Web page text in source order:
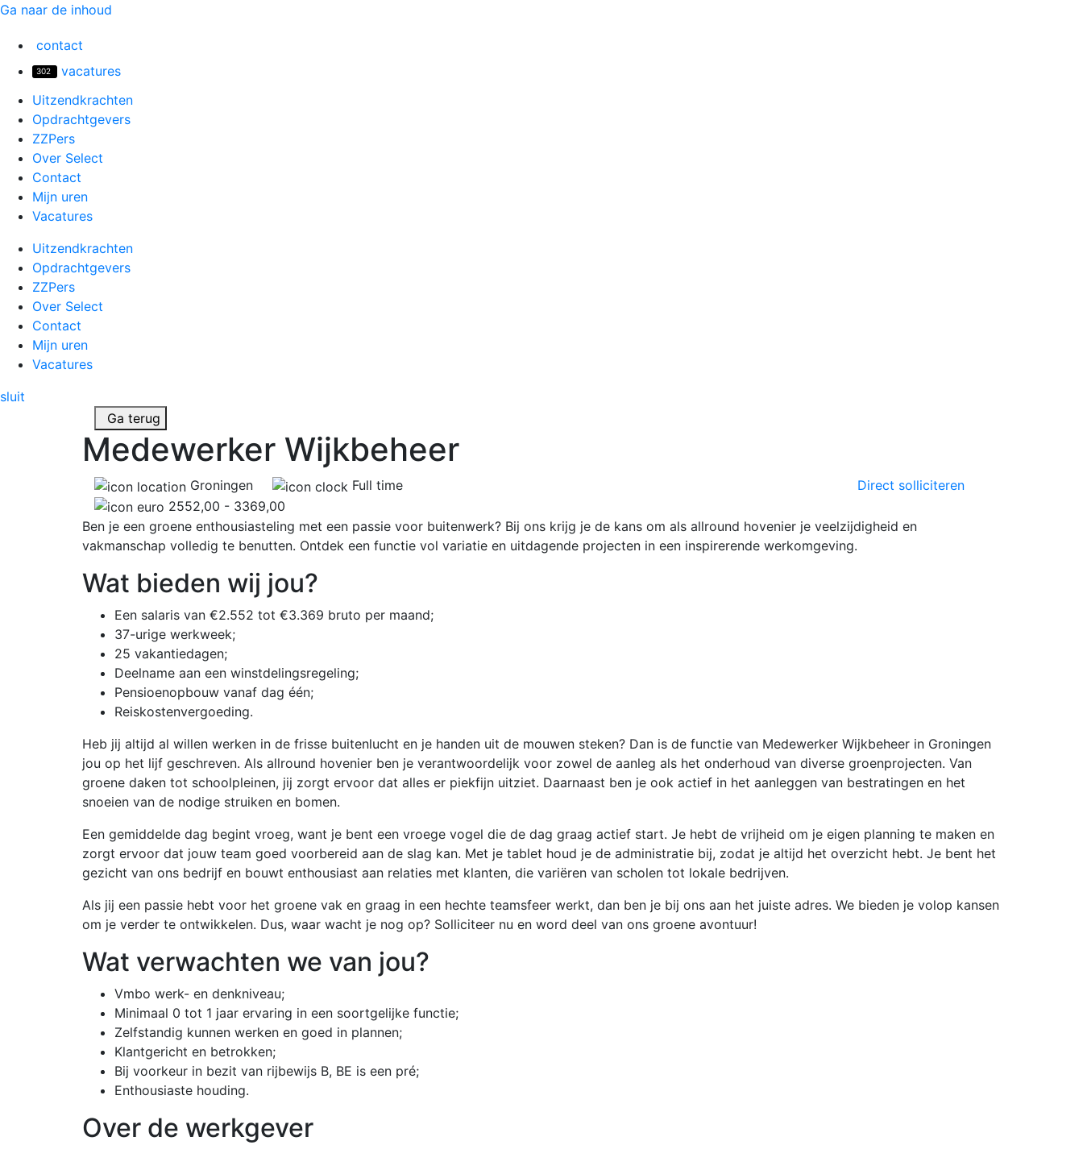
Ga naar de inhoud
contact
302
vacatures
Uitzendkrachten
Opdrachtgevers
ZZPers
Over Select
Contact
Mijn uren
Vacatures
Uitzendkrachten
Opdrachtgevers
ZZPers
Over Select
Contact
Mijn uren
Vacatures
sluit
Ga terug
Medewerker Wijkbeheer
Groningen
Full time
2552,00 - 3369,00
Direct solliciteren
Ben je een groene enthousiasteling met een passie voor buitenwerk? Bij ons krijg je de kans om als allround hovenier je veelzijdigheid en
vakmanschap volledig te benutten. Ontdek een functie vol variatie en uitdagende projecten in een inspirerende werkomgeving.
Wat bieden wij jou?
Een salaris van €2.552 tot €3.369 bruto per maand;
37-urige werkweek;
25 vakantiedagen;
Deelname aan een winstdelingsregeling;
Pensioenopbouw vanaf dag één;
Reiskostenvergoeding.
Heb jij altijd al willen werken in de frisse buitenlucht en je handen uit de mouwen steken? Dan is de functie van Medewerker Wijkbeheer in Groningen
jou op het lijf geschreven. Als allround hovenier ben je verantwoordelijk voor zowel de aanleg als het onderhoud van diverse groenprojecten. Van
groene daken tot schoolpleinen, jij zorgt ervoor dat alles er piekfijn uitziet. Daarnaast ben je ook actief in het aanleggen van bestratingen en het
snoeien van de nodige struiken en bomen.
Een gemiddelde dag begint vroeg, want je bent een vroege vogel die de dag graag actief start. Je hebt de vrijheid om je eigen planning te maken en
zorgt ervoor dat jouw team goed voorbereid aan de slag kan. Met je tablet houd je de administratie bij, zodat je altijd het overzicht hebt. Je bent het
gezicht van ons bedrijf en bouwt enthousiast aan relaties met klanten, die variëren van scholen tot lokale bedrijven.
Als jij een passie hebt voor het groene vak en graag in een hechte teamsfeer werkt, dan ben je bij ons aan het juiste adres. We bieden je volop kansen
om je verder te ontwikkelen. Dus, waar wacht je nog op? Solliciteer nu en word deel van ons groene avontuur!
Wat verwachten we van jou?
Vmbo werk- en denkniveau;
Minimaal 0 tot 1 jaar ervaring in een soortgelijke functie;
Zelfstandig kunnen werken en goed in plannen;
Klantgericht en betrokken;
Bij voorkeur in bezit van rijbewijs B, BE is een pré;
Enthousiaste houding.
Over de werkgever